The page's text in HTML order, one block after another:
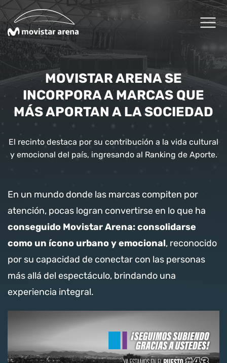
Click acá para ir directamente al contenido
Cartelera
Planifica tu visita
Arena News
Reservas
Nosotros
Contacto
Suscríbete
MOVISTAR ARENA SE
INCORPORA A MARCAS QUE
MÁS APORTAN A LA SOCIEDAD
El recinto destaca por su contribución a la vida cultural
y emocional del país, ingresando al Ranking de Aporte.
En un mundo donde las marcas compiten por
atención, pocas logran convertirse en lo que ha
conseguido Movistar Arena: consolidarse
como un ícono urbano y emocional, reconocido
por su capacidad de conectar con las personas
más allá del espectáculo, brindando una
experiencia integral.